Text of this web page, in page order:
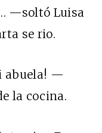
—soltó Luisa
se rio.
abuela! —
la cocina.